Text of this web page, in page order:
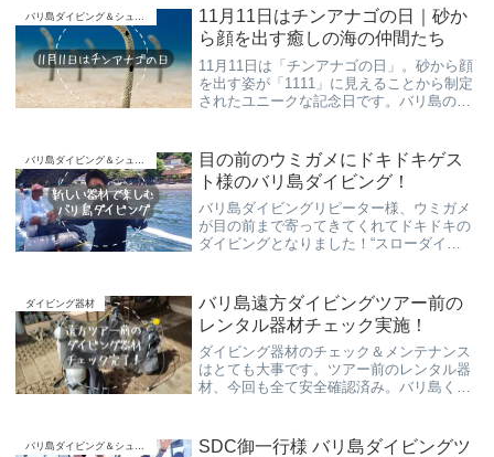
にわかりやすく解説します。
バリ島ダイビング＆シュノーケリング
11月11日はチンアナゴの日｜砂か
ら顔を出す癒しの海の仲間たち
11月11日は「チンアナゴの日」。砂から顔
を出す姿が「1111」に見えることから制定
されたユニークな記念日です。バリ島の海
目の前のウミガメにドキドキゲス
ト様のバリ島ダイビング！
バリ島ダイビングリピーター様、ウミガメ
が目の前まで寄ってきてくれてドキドキの
ダイビングとなりました！“スローダイ
ダイビング器材
バリ島遠方ダイビングツアー前の
レンタル器材チェック実施！
ダイビング器材のチェック＆メンテナンス
はとても大事です。ツアー前のレンタル器
材、今回も全て安全確認済み。バリ島くら
ます！
バリ島ダイビング＆シュノーケリング
SDC御一行様 バリ島ダイビングツ